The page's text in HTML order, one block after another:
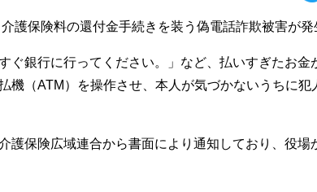
護保険料の還付金手続きを装う偽電話詐欺被害が発
ぐ銀行に行ってください。」など、払いすぎたお金
機（ATM）を操作させ、本人が気づかないうちに犯
護保険広域連合から書面により通知しており、役場